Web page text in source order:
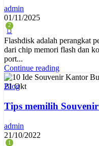
admin
01/11/2025
2
Flashdisk adalah perangkat
dari chip memori flash dan
port...
Continue reading
21Okt
Blog
Tips memilih
admin
21/10/2022
1